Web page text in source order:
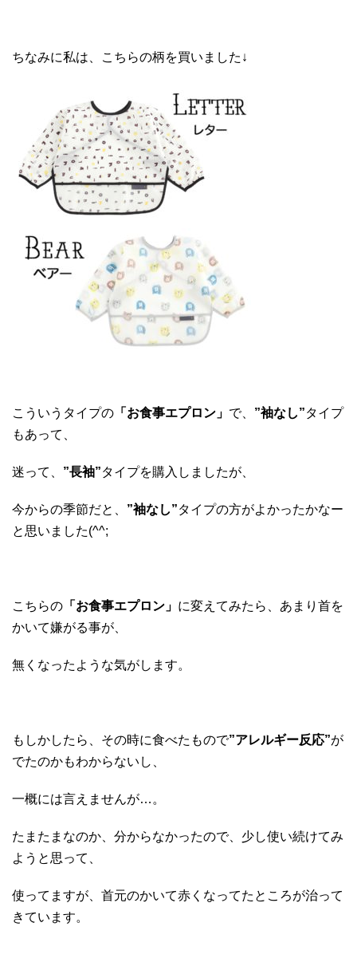
ちなみに私は、こちらの柄を買いました↓
こういうタイプの 「お食事エプロン」 で、 ”袖なし”タイプ
もあって、
迷って、 ”長袖”タイプを購入しましたが、
今からの季節だと、 ”袖なし”タイプの方がよかったかなー
と思いました(^^;
こちらの 「お食事エプロン」 に変えてみたら、あまり首を
かいて嫌がる事が、
無くなったような気がします。
もしかしたら、その時に食べたもので”アレルギー反応”が
でたのかもわからないし、
一概には言えませんが…。
たまたまなのか、分からなかったので、少し使い続けてみ
ようと思って、
使ってますが、首元のかいて赤くなってたところが治って
きています。